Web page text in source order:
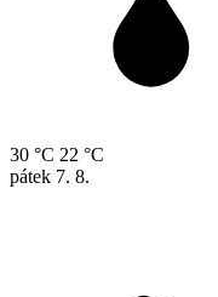
30 °C 22 °C
pátek 7. 8.